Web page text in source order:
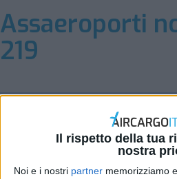
Il rispetto della tua
nostra
Noi e i nostri partner memorizziamo
Assaeroporti
219